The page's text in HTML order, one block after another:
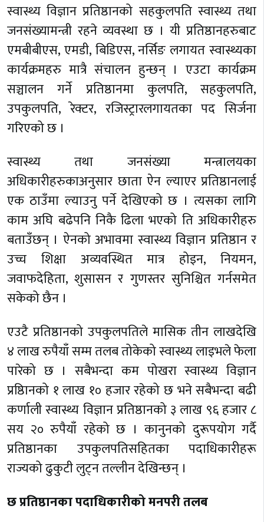
स्वास्थ्य विज्ञान प्रतिष्ठानको सहकुलपति स्वास्थ्य तथा
जनसंख्यामन्त्री रहने व्यवस्था छ । यी प्रतिष्ठानहरुबाट
एमबीबीएस, एमडी, बिडिएस, नर्सिङ लगायत स्वास्थ्यका
कार्यक्रमहरु मात्रै संचालन हुन्छन् । एउटा कार्यक्रम
सञ्चालन गर्ने प्रतिष्ठानमा कुलपति, सहकुलपति,
उपकुलपति, रेक्टर, रजिस्ट्रारलगायतका पद सिर्जना
गरिएको छ ।
स्वास्थ्य तथा जनसंख्या मन्त्रालयका
अधिकारीहरुकाअनुसार छाता ऐन ल्याएर प्रतिष्ठानलाई
एक ठाउँमा ल्याउनु पर्ने देखिएको छ । त्यसका लागि
काम अघि बढेपनि निकै ढिला भएको ति अधिकारीहरु
बताउँछन् । ऐनको अभावमा स्वास्थ्य विज्ञान प्रतिष्ठान र
उच्च शिक्षा अव्यवस्थित मात्र होइन, नियमन,
जवाफदेहिता, शुसासन र गुणस्तर सुनिश्चित गर्नसमेत
सकेको छैन ।
एउटै प्रतिष्ठानको उपकुलपतिले मासिक तीन लाखदेखि
४ लाख रुपैयाँ सम्म तलब तोकेको स्वास्थ्य लाइभले फेला
पारेको छ । सबैभन्दा कम पोखरा स्वास्थ्य विज्ञान
प्रष्ठिानको १ लाख १० हजार रहेको छ भने सबैभन्दा बढी
कर्णाली स्वास्थ्य विज्ञान प्रतिष्ठानको ३ लाख ९६ हजार ८
सय २० रुपैयाँ रहेको छ । कानुनको दुरूपयोग गर्दै
प्रतिष्ठानका उपकुलपतिसहितका पदाधिकारीहरू
राज्यको ढुकुटी लुट्न तल्लीन देखिन्छन् ।
छ प्रतिष्ठानका पदाधिकारीको मनपरी तलब